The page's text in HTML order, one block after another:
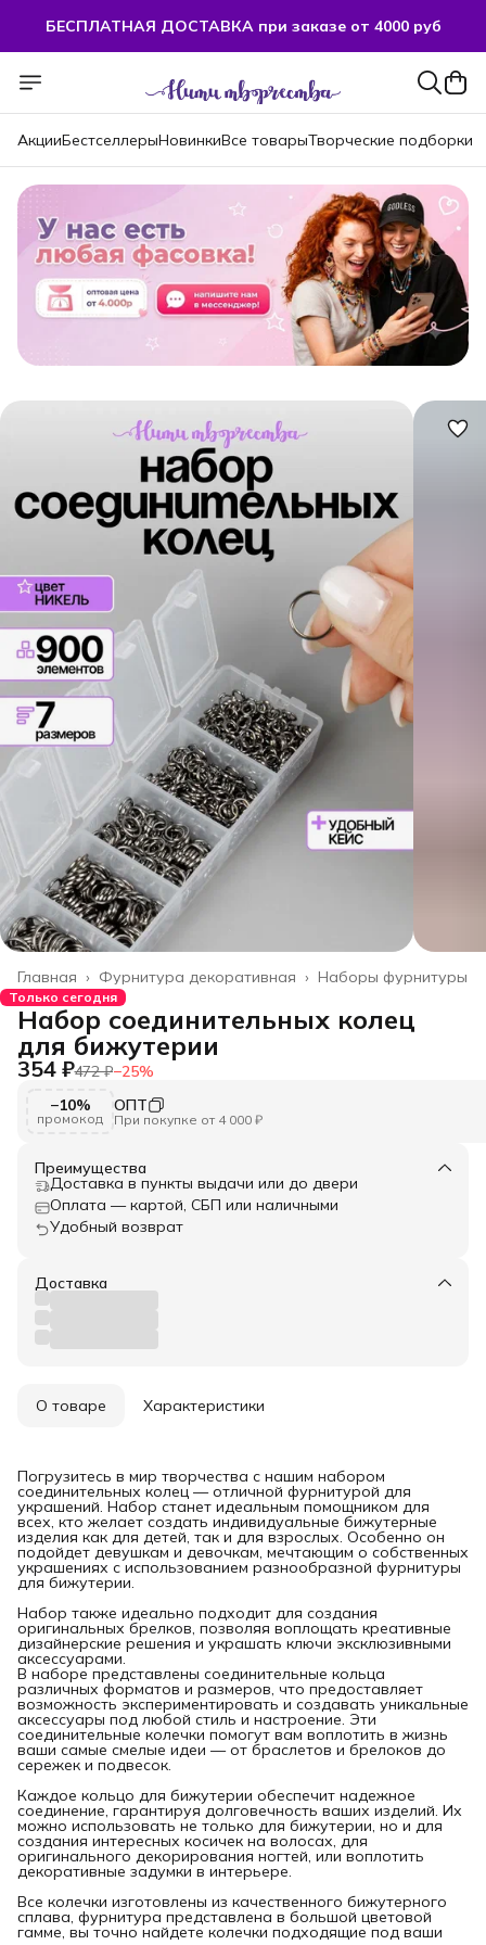
БЕСПЛАТНАЯ ДОСТАВКА при заказе от 4000 руб
БЕСПЛАТНАЯ ДОСТАВКА при заказе от 4000 руб
АкцииБестселлерыНовинкиВсе товарыТворческие подборки
Наборы фурнитуры
Фурнитура декоративная ›
Главная ›
Только сегодня
Набор соединительных колец
для бижутерии
354 ₽472 ₽−25%
−10%
промокод
ОПТ
При покупке от 4 000 ₽
Преимущества
Доставка в пункты выдачи или до двери
Оплата — картой, СБП или наличными
Удобный возврат
Доставка
О товаре Характеристики
Погрузитесь в мир творчества с нашим набором
соединительных колец — отличной фурнитурой для
украшений. Набор станет идеальным помощником для
всех, кто желает создать индивидуальные бижутерные
изделия как для детей, так и для взрослых. Особенно он
подойдет девушкам и девочкам, мечтающим о собственных
украшениях с использованием разнообразной фурнитуры
для бижутерии.
Набор также идеально подходит для создания
оригинальных брелков, позволяя воплощать креативные
дизайнерские решения и украшать ключи эксклюзивными
аксессуарами.
В наборе представлены соединительные кольца
различных форматов и размеров, что предоставляет
возможность экспериментировать и создавать уникальные
аксессуары под любой стиль и настроение. Эти
соединительные колечки помогут вам воплотить в жизнь
ваши самые смелые идеи — от браслетов и брелоков до
сережек и подвесок.
Каждое кольцо для бижутерии обеспечит надежное
соединение, гарантируя долговечность ваших изделий. Их
можно использовать не только для бижутерии, но и для
создания интересных косичек на волосах, для
оригинального декорирования ногтей, или воплотить
декоративные задумки в интерьере.
Все колечки изготовлены из качественного бижутерного
сплава, фурнитура представлена в большой цветовой
гамме, вы точно найдете колечки подходящие под ваши